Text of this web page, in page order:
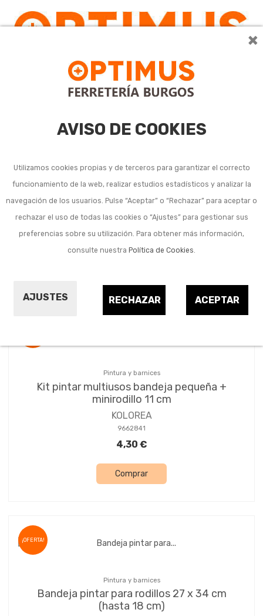
×
AVISO DE COOKIES
Utilizamos cookies propias y de terceros para garantizar el correcto
funcionamiento de la web, realizar estudios estadísticos y analizar la
navegación de los usuarios. Pulse “Aceptar” o “Rechazar” para aceptar o
rechazar el uso de todas las cookies o “Ajustes” para gestionar sus
preferencias sobre su utilización. Para obtener más información,
consulte nuestra Política de Cookies.
AJUSTES ACEPTAR
RECHAZAR
Cubetas de pintura,
bandejas y rejillas
Pintura y barnices
Kit pintar multiusos bandeja pequeña +
minirodillo 11 cm
KOLOREA
9662841
4,30 €
Comprar
¡OFERTA!
Pintura y barnices
Bandeja pintar para rodillos 27 x 34 cm
(hasta 18 cm)